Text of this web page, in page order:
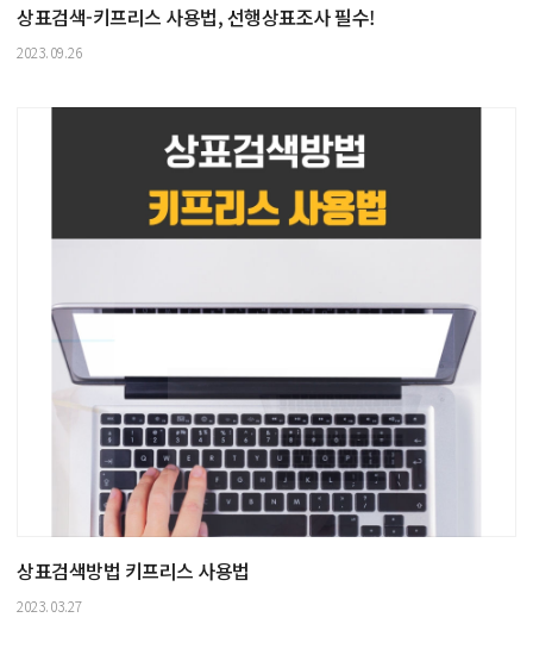
상표검색-키프리스 사용법, 선행상표조사 필수!
2023.09.26
상표검색방법 키프리스 사용법
2023.03.27